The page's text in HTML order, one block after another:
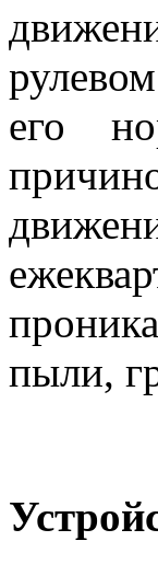
его
пыли,